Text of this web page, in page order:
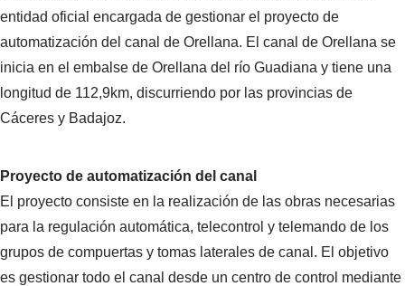
entidad oficial encargada de gestionar el proyecto de
automatización del canal de Orellana. El canal de Orellana se
inicia en el embalse de Orellana del río Guadiana y tiene una
longitud de 112,9km, discurriendo por las provincias de
Cáceres y Badajoz.
Proyecto de automatización del canal
El proyecto consiste en la realización de las obras necesarias
para la regulación automática, telecontrol y telemando de los
grupos de compuertas y tomas laterales de canal. El objetivo
es gestionar todo el canal desde un centro de control mediante